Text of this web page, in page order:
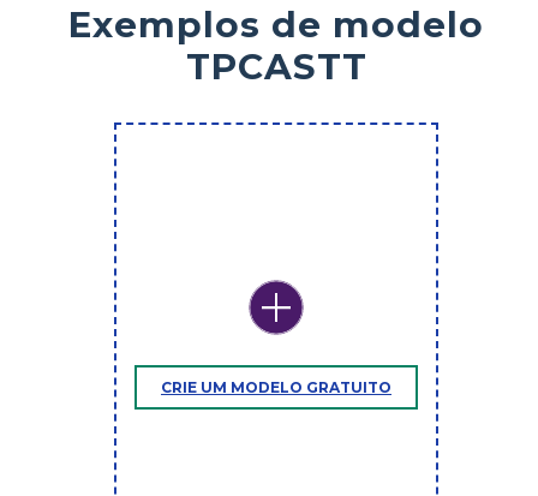
Exemplos de modelo
TPCASTT
CRIE UM MODELO GRATUITO